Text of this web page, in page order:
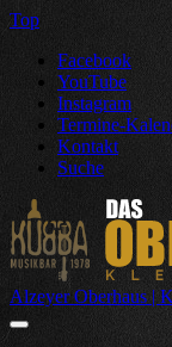
Top
Facebook
YouTube
Instagram
Termine-
Kontakt
Suche
Alzeyer Oberhaus |